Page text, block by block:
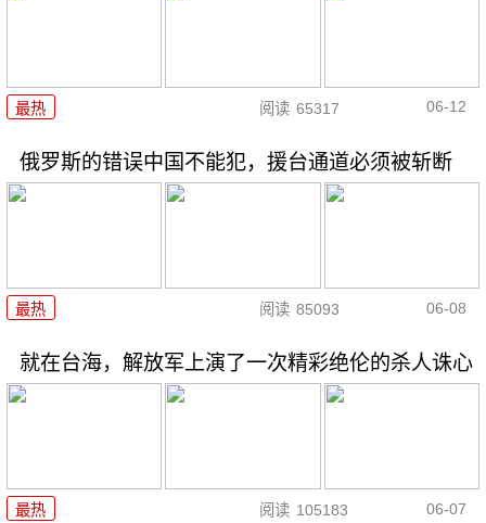
最热 阅读 65317 06-12
俄罗斯的错误中国不能犯，援台通道必须被斩断
最热 阅读 85093 06-08
就在台海，解放军上演了一次精彩绝伦的杀人诛心
最热 阅读 105183 06-07